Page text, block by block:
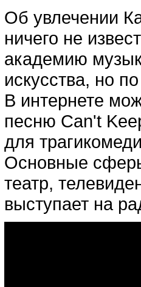
Об увлечении
ничего не
академию
искусства, но
В интернете
песню Can't
для
Основные
театр,
выступает на